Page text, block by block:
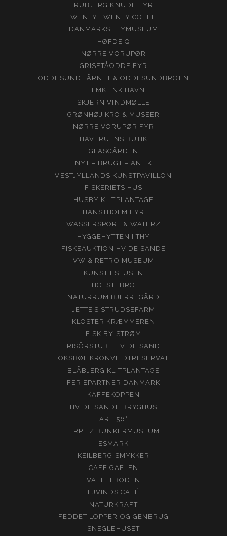
RUBJERG KNUDE FYR
TWENTY TWENTY COFFEE
DANMARKS FLYMUSEUM
HØFDE Q
NØRRE VORUPØR
GRISETÅODDE FYR
ODDESUND TÅRNET & ODDESUNDBROEN
HELMKLINK HAVN
SKJERN VINDMØLLE
GRØNHØJ KRO & MUSEER
NØRRE VORUPØR FYR
HAVFRUENS BUTIK
GLASGÅRDEN
NYT – BRUGT – ANTIK
VESTJYLLANDS KUNSTPAVILLON
FISKERIETS HUS
HUSBY KLITPLANTAGE
HANSTHOLM FYR
WASSERSPORT & WATERZ
HYGGEHYTTEN I THY
FISKEAUKTION HVIDE SANDE
VW & RETRO MUSEUM
KUNST I SLUSEN
HOLSTEBRO
NATURRUM BJERREGÅRD
JETTE’S STRUDSEFARM
KLOSTER KRÆMMEREN
FISK BY STRØM
FRISÖRSTUBE HVIDE SANDE
OKSBØL KRONVILDTRESERVAT
BLÅBJERG KLITPLANTAGE
FERIEPARTNER DANMARK
KAFFEKOPPEN
HVIDE SANDE BRYGHUS
ART 56°
TIRPITZ BUNKERMUSEUM
ESMARK
KEILBERG SMYKKER
CAFÉ GAFLEN
VAFFELBODEN
EJVINDS CAFÉ
NATURKRAFT
FEDDET LOPPER OG GENBRUG
SNEGLEHUSET